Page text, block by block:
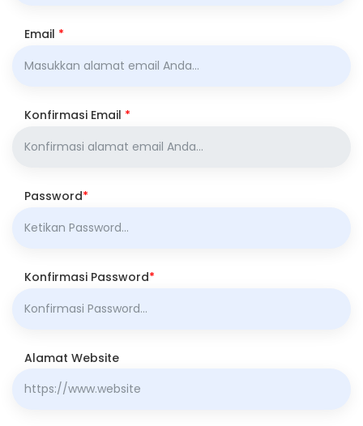
Email *
Konfirmasi Email *
Password*
Konfirmasi Password*
Alamat Website